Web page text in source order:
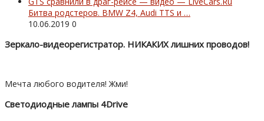
Битва родстеров. BMW Z4, Audi TTS и …
10.06.2019 0
Зеркало-видеорегистратор. НИКАКИХ лишних проводов!
Мечта любого водителя! Жми!
Светодиодные лампы 4Drive